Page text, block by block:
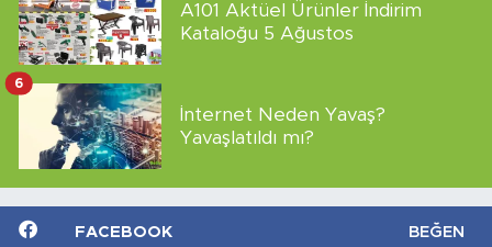
A101 Aktüel Ürünler İndirim
Kataloğu 5 Ağustos
İnternet Neden Yavaş?
Yavaşlatıldı mı?
6
FACEBOOK BEĞEN